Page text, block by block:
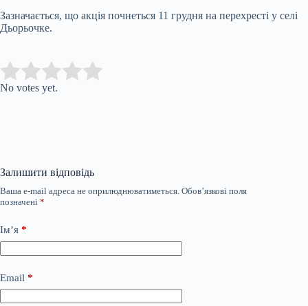
Зазначається, що акція почнеться 11 грудня на перехресті у селі
Дьорьочке.
Rate this item:
No votes yet.
Залишити відповідь
Ваша e-mail адреса не оприлюднюватиметься. Обов’язкові поля
позначені *
Ім’я *
Email *